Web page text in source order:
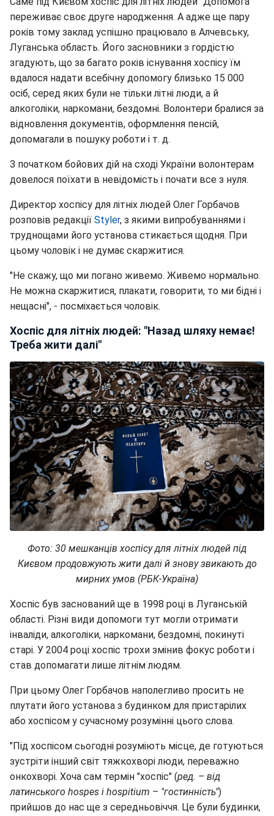
переживає своє друге народження. А адже ще пару
років тому заклад успішно працювало в Алчевську,
Луганська область. Його засновники з гордістю
згадують, що за багато років існування хоспісу їм
вдалося надати всебічну допомогу близько 15 000
осіб, серед яких були не тільки літні люди, а й
алкоголіки, наркомани, бездомні. Волонтери бралися за
відновлення документів, оформлення пенсій,
допомагали в пошуку роботи і т. д.
З початком бойових дій на сході України волонтерам
довелося поїхати в невідомість і почати все з нуля.
Директор хоспісу для літніх людей Олег Горбачов
розповів редакції Styler, з якими випробуваннями і
труднощами його установа стикається щодня. При
цьому чоловік і не думає скаржитися.
"Не скажу, що ми погано живемо. Живемо нормально.
Не можна скаржитися, плакати, говорити, то ми бідні і
нещасні", - посміхається чоловік.
Хоспіс для літніх людей: "Назад шляху немає!
Треба жити далі"
Фото: 30 мешканців хоспісу для літніх людей під
Києвом продовжують жити далі й знову звикають до
мирних умов (РБК-Україна)
Хоспіс був заснований ще в 1998 році в Луганській
області. Різні види допомоги тут могли отримати
інваліди, алкоголіки, наркомани, бездомні, покинуті
старі. У 2004 році хоспіс трохи змінив фокус роботи і
став допомагати лише літнім людям.
При цьому Олег Горбачов наполегливо просить не
плутати його установа з будинком для пристарілих
або хоспісом у сучасному розумінні цього слова.
"Під хоспісом сьогодні розуміють місце, де готуються
зустріти інший світ тяжкохворі люди, переважно
онкохворі. Хоча сам термін "хоспіс" (ред. – від
латинського hospes і hospitium – "гостинність")
прийшов до нас ще з середньовіччя. Це були будинки,